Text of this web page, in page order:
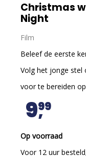
Christmas
Night
Film
Beleef de eerste
Volg het jonge stel
voor te bereiden
999
Op voorraad
Voor 12 uur